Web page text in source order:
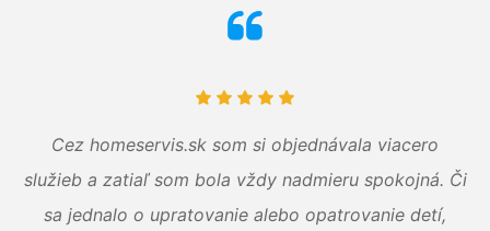
Cez homeservis.sk som si objednávala viacero
služieb a zatiaľ som bola vždy nadmieru spokojná. Či
sa jednalo o upratovanie alebo opatrovanie detí,